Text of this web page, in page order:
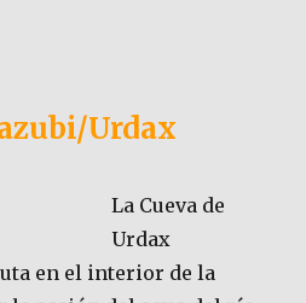
Urdax
La Cueva de
Urdax
en el interior de la